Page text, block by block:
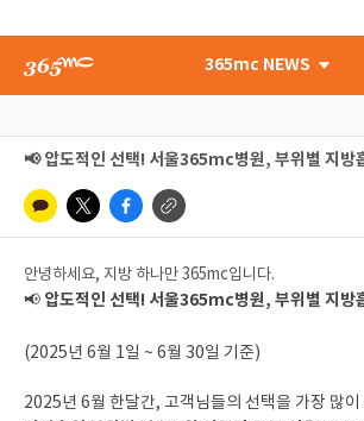
365mc NEWS
📢 압도적인 선택! 서울365mc병원, 부위별 지
안녕하세요, 지방 하나만 365mc입니다.
📢 압도적인 선택! 서울365mc병원, 부위별 지방
(2025년 6월 1일 ~ 6월 30일 기준)
2025년 6월 한달간, 고객님들의 선택을 가장 많이